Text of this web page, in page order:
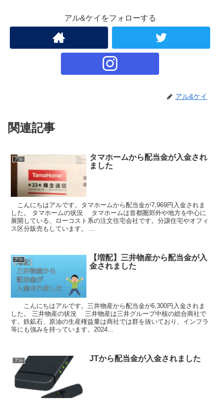
アル&ケイをフォローする
アル&ケイ
関連記事
アル
タマホームから配当金が入金され
ました
こんにちはアルです。タマホームから配当金が7,969円入金されま
した。 タマホームの状況 タマホームは首都圏郊外や地方を中心に
展開している、ローコスト系の注文住宅会社です。分譲住宅やオフィ
ス区分販売もしています。 ...
アル
【増配】三井物産から配当金が入
金されました
こんにちはアルです。三井物産から配当金が6,300円入金されま
した。 三井物産の状況 三井物産は三井グループ中核の総合商社で
す。鉄鉱石、原油の生産権益量は商社では群を抜いており、インフラ
等にも強みを持っています。2024...
アル JTから配当金が入金されました